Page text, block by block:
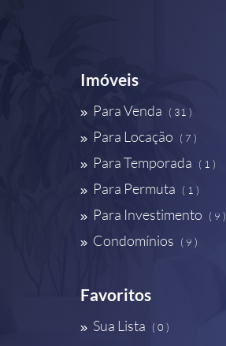
Imóveis
Para Venda ( 31 )
Para Locação ( 7 )
Para Temporada ( 1 )
Para Permuta ( 1 )
Para Investimento ( 9 )
Condomínios ( 9 )
Favoritos
Sua Lista ( 0 )